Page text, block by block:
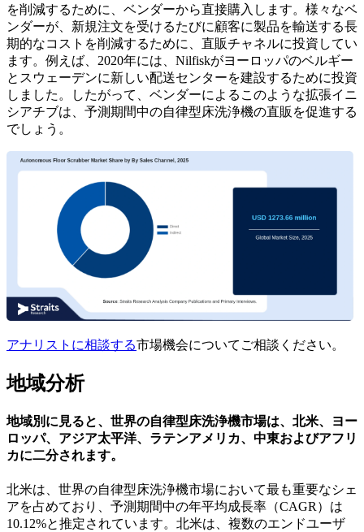
を削減するために、ベンダーから直接購入します。様々なベ
ンダーが、新規注文を受けるたびに顧客に製品を輸送する長
期的なコストを削減するために、直販チャネルに投資してい
ます。例えば、2020年には、Nilfiskがヨーロッパのベルギー
とスウェーデンに新しい配送センターを建設するために投資
しました。したがって、ベンダーによるこのような拡張イニ
シアチブは、予測期間中の自律型床洗浄機の直販を促進する
でしょう。
アナリストに相談する市場機会についてご相談ください。
地域分析
地域別に見ると、世界の自律型床洗浄機市場は、北米、ヨー
ロッパ、アジア太平洋、ラテンアメリカ、中東およびアフリ
カに二分されます。
北米は、世界の自律型床洗浄機市場において最も重要なシェ
アを占めており、予測期間中の年平均成長率（CAGR）は
10.12%と推定されています。北米は、複数のエンドユーザ